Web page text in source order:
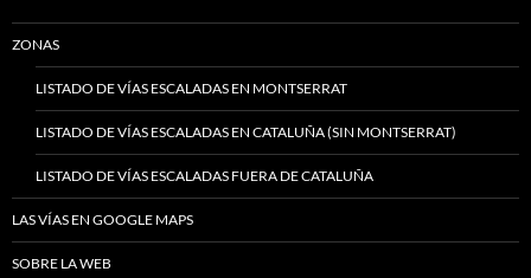
ZONAS
LISTADO DE VÍAS ESCALADAS EN MONTSERRAT
LISTADO DE VÍAS ESCALADAS EN CATALUÑA (SIN MONTSERRAT)
LISTADO DE VÍAS ESCALADAS FUERA DE CATALUÑA
LAS VÍAS EN GOOGLE MAPS
SOBRE LA WEB